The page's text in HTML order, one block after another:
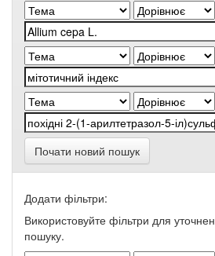
Почати новий пошук
Додати фільтри:
Використовуйте фільтри для
пошуку.